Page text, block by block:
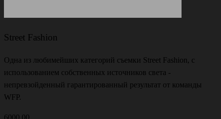
Street Fashion
Одна из любимейших категорий съемки Street Fashion, с
использованием собственных источников света -
непревзойденный гарантированный результат от команды
WFP.
6000.00